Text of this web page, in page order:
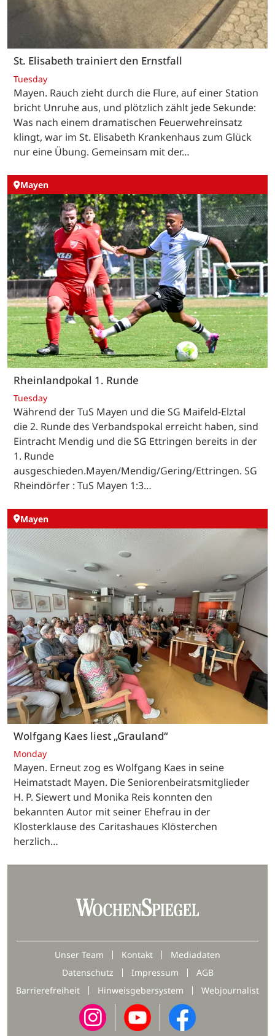
St. Elisabeth trainiert den Ernstfall
Tuesday
Mayen. Rauch zieht durch die Flure, auf einer Station
bricht Unruhe aus, und plötzlich zählt jede Sekunde:
Was nach einem dramatischen Feuerwehreinsatz
klingt, war im St. Elisabeth Krankenhaus zum Glück
nur eine Übung. Gemeinsam mit der…
Mayen
Rheinlandpokal 1. Runde
Tuesday
Während der TuS Mayen und die SG Maifeld-Elztal
die 2. Runde des Verbandspokal erreicht haben, sind
Eintracht Mendig und die SG Ettringen bereits in der
1. Runde
ausgeschieden.Mayen/Mendig/Gering/Ettringen. SG
Rheindörfer : TuS Mayen 1:3…
Mayen
Wolfgang Kaes liest „Grauland“
Monday
Mayen. Erneut zog es Wolfgang Kaes in seine
Heimatstadt Mayen. Die Seniorenbeiratsmitglieder
H. P. Siewert und Monika Reis konnten den
bekannten Autor mit seiner Ehefrau in der
Klosterklause des Caritashaues Klösterchen
herzlich…
Unser Team Kontakt
Mediadaten
Datenschutz
Impressum
AGB
Barrierefreiheit
Hinweisgebersystem Webjournalist